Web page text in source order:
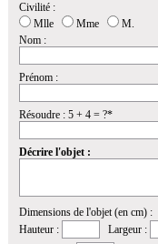
Civilité :
Mlle
Mme
M.
Nom :
Prénom :
Résoudre : 5 + 4 = ?*
Décrire l'objet :
Dimensions de l'objet (en cm) :
Hauteur :
Largeur :